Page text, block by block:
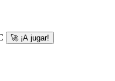
🚀 ¡A jugar!